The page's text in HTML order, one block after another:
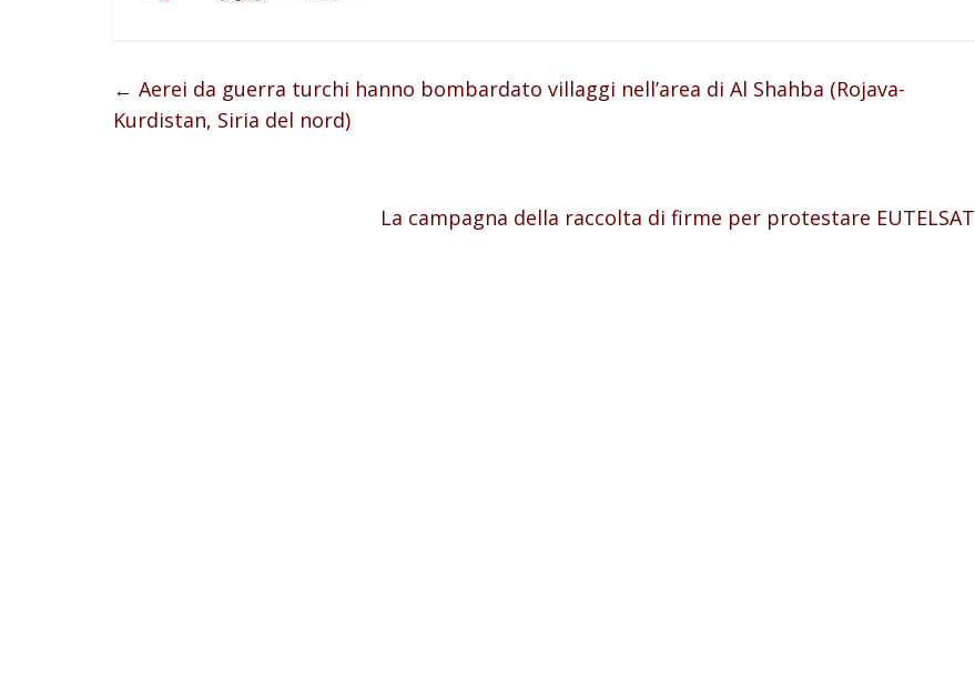
← Aerei da guerra turchi hanno bombardato villaggi nell’area di Al Shahba (Rojava-
Kurdistan, Siria del nord)
La campagna della raccolta di firme per protestare EUTELSAT